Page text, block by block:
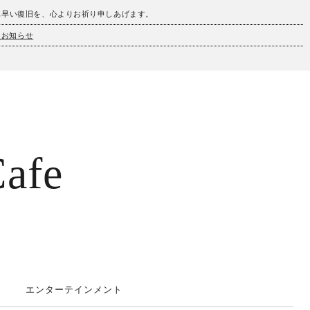
い復旧を、心よりお祈り申しあげます。
知らせ
エンターテインメント